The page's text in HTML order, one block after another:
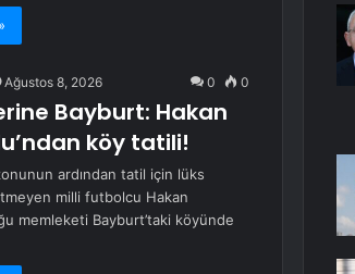
Ağustos 8, 2026 0 0
Bayburt: Hakan
köy tatili!
ardından tatil için lüks
milli futbolcu Hakan
memleketi Bayburt’taki köyünde